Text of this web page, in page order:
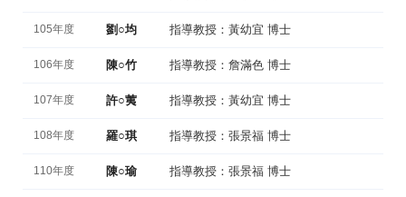
105年度 劉○均 指導教授：黃幼宜 博士
106年度 陳○竹 指導教授：詹滿色 博士
107年度 許○荑 指導教授：黃幼宜 博士
108年度 羅○琪 指導教授：張景福 博士
110年度 陳○瑜 指導教授：張景福 博士